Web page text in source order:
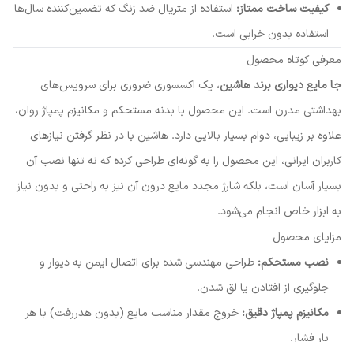
کیفیت ساخت ممتاز: استفاده از متریال ضد زنگ که تضمین‌کننده سال‌ها
استفاده بدون خرابی است.
معرفی کوتاه محصول
جا مایع دیواری برند هاشین، یک اکسسوری ضروری برای سرویس‌های
بهداشتی مدرن است. این محصول با بدنه مستحکم و مکانیزم پمپاژ روان،
علاوه بر زیبایی، دوام بسیار بالایی دارد. هاشین با در نظر گرفتن نیازهای
کاربران ایرانی، این محصول را به گونه‌ای طراحی کرده که نه تنها نصب آن
بسیار آسان است، بلکه شارژ مجدد مایع درون آن نیز به راحتی و بدون نیاز
به ابزار خاص انجام می‌شود.
مزایای محصول
نصب مستحکم: طراحی مهندسی شده برای اتصال ایمن به دیوار و
جلوگیری از افتادن یا لق شدن.
مکانیزم پمپاژ دقیق: خروج مقدار مناسب مایع (بدون هدررفت) با هر
بار فشار.